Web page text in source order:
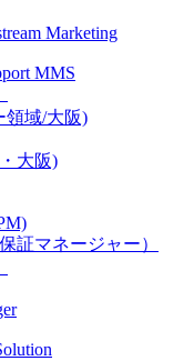
Marketing
MMS
領域/大阪)
大阪)
証マネージャー）